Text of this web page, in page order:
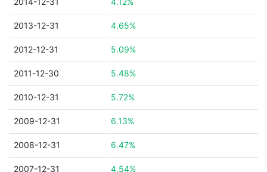
2013-12-31 4.65%
2012-12-31 5.09%
2011-12-30 5.48%
2010-12-31 5.72%
2009-12-31 6.13%
2008-12-31 6.47%
2007-12-31 4.54%